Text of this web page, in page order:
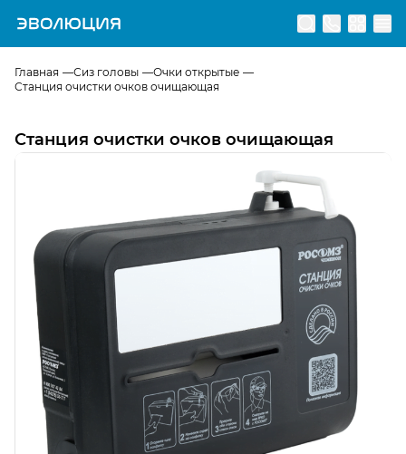
Перейти на главную страницу
Главная Сиз головы
Очки открытые
Станция очистки очков очищающая
Станция очистки очков очищающая